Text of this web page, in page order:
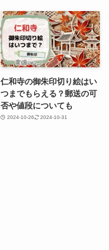
仁和寺の御朱印切り絵はい
つまでもらえる？郵送の可
否や値段についても
2024-10-26 2024-10-31